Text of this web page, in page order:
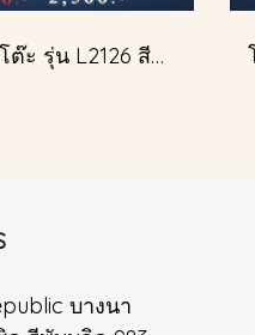
โคมไฟตั้งโต๊ะ รุ่น L2126 สีขาว (ตั้งโต๊ะ)
บางนา